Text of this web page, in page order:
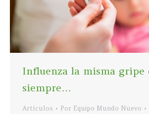
Influenza la misma gripe
siempre…
Artículos Por Equipo Mundo Nuevo